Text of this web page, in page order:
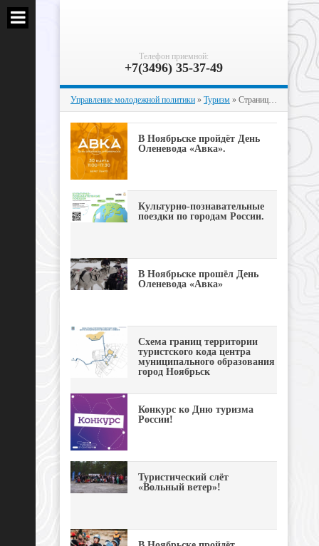
Телефон приемной:
+7(3496) 35-37-49
Управление молодежной политики » Туризм » Страница 2
В Ноябрьске пройдёт День
Оленевода «Авка».
Культурно-познавательные
поездки по городам России.
В Ноябрьске прошёл День
Оленевода «Авка»
Схема границ территории
туристского кода центра
муниципального образования
город Ноябрьск
Конкурс ко Дню туризма
России!
Туристический слёт
«Вольный ветер»!